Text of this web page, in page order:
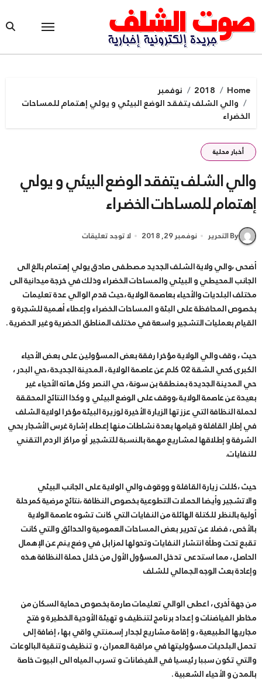
to
content
Home
2018
نوفمبر
والي الشلف يتفقد الوضع البيئي و يولي إهتمام للمساحات
الخضراء
أخبار محلية
والي الشلف يتفقد الوضع البيئي و يولي
إهتمام للمساحات الخضراء
By التحرير نوفمبر 29, 2018 لا توجد تعليقات
أضحى ،والي ولاية الشلف الجديد مصطفى صادق يولي إهتمام بالغ الى
الجانب المحيطي و البيئي والمساحات الخضراء وذلك في خرجة ميدانية الى
مختلف البلديات والأحياء بعاصمة الولاية ،حيث قدم الوالي عدة تعليمات
بخصوص المحافظة على البئة و المساحات الخضراء وإعطاء أهمية للشجرة و
القيام بعمليات التشجير واسعة في مختلف المناطق الحضرية وغير الحضرية .
حيث ، وقف والي الولاية مؤخرا رفقة بعض المسؤولين على بعض الأحياء
الكبرى كحي الشقة 02 كلم عن عاصمة الولاية ، المدينة الجديدة ،حي البدر ،
حي المدينة الجديدة بمنطقة بن سونة ، حي النصر وكل هاته الأحياء غير
بعيدة عن عاصمة الولاية ،ووقف على الوضع البيئي و وكذا النتائج المحققة
لحملة النظافة التي عززتها الزيارة الأخيرة لوزيرة البيئة مؤخرا لولاية الشلف
في إطار القافلة و قيامها بعدة نشاطات منها إعطاء إشارة غرس الأشجار بحي
الشرفة و إطلاقها لمشاريع مهمة بالنسبة للتشجير أو مراكز الردم التقني
للنفايات.
حيث ،كللت زيارة القافلة و ووقوف والي الولاية على الجانب البيئي
والاتشجير وأيضا الحملات التطوعية بخصوص النظافة ،نتائج مرضية كمرحلة
أولية بالنظر للكتلة الهائلة من النفايات التي كانت تشوه عاصمة الولاية
بالأخص ، فضلا عن تحرير بعض المساحات العمومية والحدائق والتي كانت
تقبع تحت وطأة انتشار النفايات وتحولها لمزابل في وضع ينم عن الإهمال
الحاصل ، مما استدعى تدخل المسؤول الأول من خلال حملة النظافة هذه
وإعادة بعث الوجه الجمالي للشلف
من جهة أخرى ، اعطى الوالي تعليمات صارمة بخصوص حماية السكان من
مخاطر الفياضنات و إعداد برنامج لتنظيف و تهيئة الأودية الخطيرة و فتح
مجاريها الطبيعية ، و إقامة مشاريع لجدار إسمنتي واقي بها ، إضافة إلى
تحمل البلديات مسؤوليتها في مراقبة العمران ، و تنظيف وتنقية البالوعات
والتي تكون سببا رئيسيا في الفيضانات و تسرب المياه الى البيوت خاصة
بالمدن و الأحياء الشعبية .